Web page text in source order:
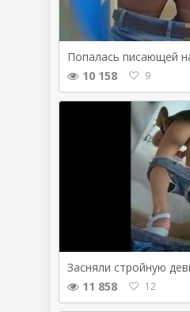
10 158
9
11 858
12